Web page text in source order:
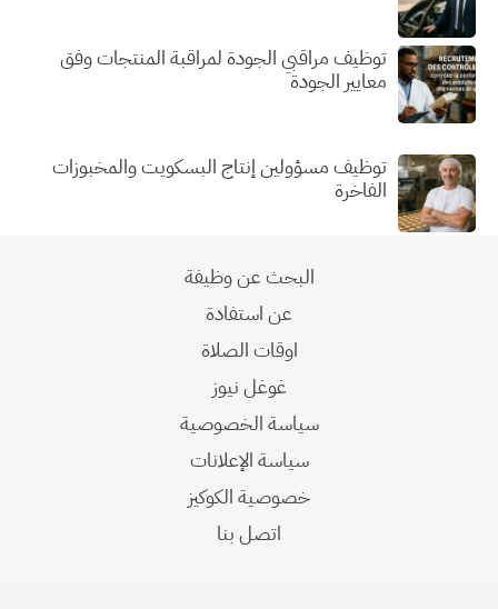
توظيف مراقبي الجودة لمراقبة المنتجات وفق
معايير الجودة
توظيف مسؤولين إنتاج البسكويت والمخبوزات
الفاخرة
البحث عن وظيفة
عن استفادة
اوقات الصلاة
غوغل نيوز
سياسة الخصوصية
سياسة الإعلانات
خصوصية الكوكيز
اتصل بنا